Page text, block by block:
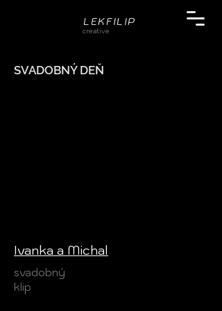
LEKFILIP
creative
SVADOBNÝ DEŇ
Ivanka a Michal
svadobný
klip